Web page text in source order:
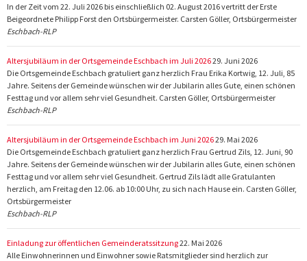
In der Zeit vom 22. Juli 2026 bis einschließlich 02. August 2016 vertritt der Erste
Beigeordnete Philipp Forst den Ortsbürgermeister. Carsten Göller, Ortsbürgermeister
Eschbach-RLP
Altersjubiläum in der Ortsgemeinde Eschbach im Juli 202629. Juni 2026
Die Ortsgemeinde Eschbach gratuliert ganz herzlich Frau Erika Kortwig, 12. Juli, 85
Jahre. Seitens der Gemeinde wünschen wir der Jubilarin alles Gute, einen schönen
Festtag und vor allem sehr viel Gesundheit. Carsten Göller, Ortsbürgermeister
Eschbach-RLP
Altersjubiläum in der Ortsgemeinde Eschbach im Juni 202629. Mai 2026
Die Ortsgemeinde Eschbach gratuliert ganz herzlich Frau Gertrud Zils, 12. Juni, 90
Jahre. Seitens der Gemeinde wünschen wir der Jubilarin alles Gute, einen schönen
Festtag und vor allem sehr viel Gesundheit. Gertrud Zils lädt alle Gratulanten
herzlich, am Freitag den 12.06. ab 10:00 Uhr, zu sich nach Hause ein. Carsten Göller,
Ortsbürgermeister
Eschbach-RLP
Einladung zur öffentlichen Gemeinderatssitzung22. Mai 2026
Alle Einwohnerinnen und Einwohner sowie Ratsmitglieder sind herzlich zur